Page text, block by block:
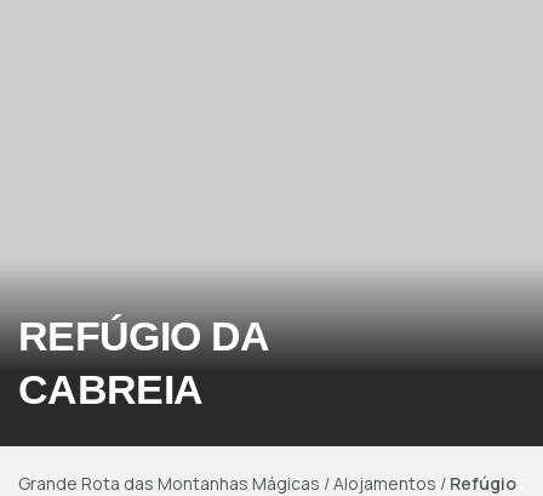
REFÚGIO DA
CABREIA
Grande Rota das Montanhas Mágicas /Alojamentos / Refúgio